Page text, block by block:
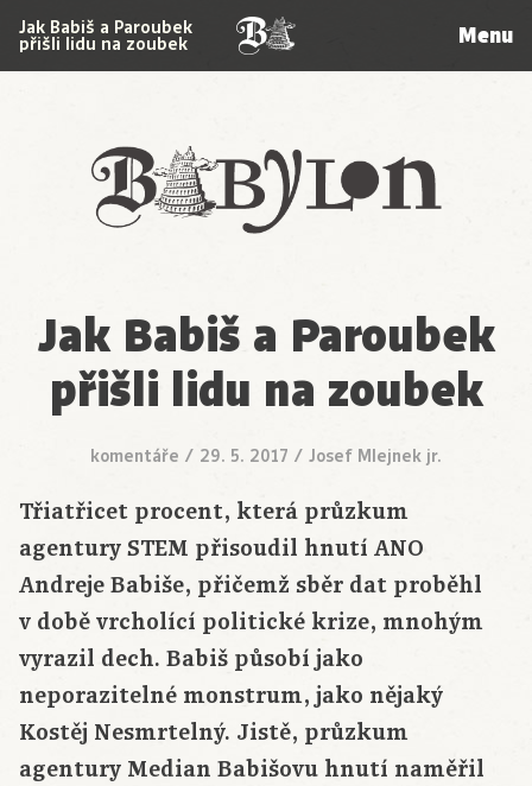
Babylon
Jak Babiš a Paroubek
přišli lidu na zoubek Menu
Jak Babiš a Paroubek
přišli lidu na zoubek
komentáře / 29. 5. 2017 / Josef Mlejnek jr.
Třiatřicet procent, která průzkum
agentury STEM přisoudil hnutí ANO
Andreje Babiše, přičemž sběr dat proběhl
v době vrcholící politické krize, mnohým
vyrazil dech. Babiš působí jako
neporazitelné monstrum, jako nějaký
Kostěj Nesmrtelný. Jistě, průzkum
agentury Median Babišovu hnutí naměřil